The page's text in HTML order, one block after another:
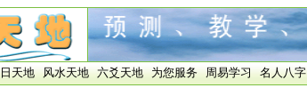
天地 风水天地 六爻天地 为您服务 周易学习 名人八字